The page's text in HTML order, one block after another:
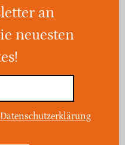
an
neuesten
Datenschutzerklärung